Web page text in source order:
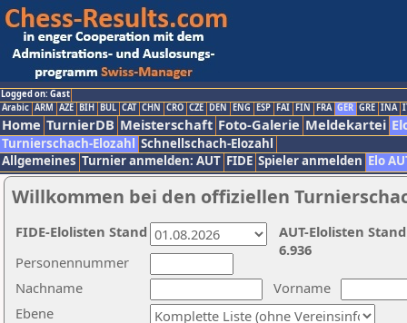
Logged on: Gast
Arabic ARM AZE BIH BUL CAT CHN CRO CZE DEN ENG ESP FAI FIN FRA GER GRE INA
Home TurnierDB Meisterschaft Foto-Galerie Meldekartei
Turnierschach-Elozahl Schnellschach-Elozahl
Allgemeines Turnier anmelden: AUT FIDE Spieler anmelden Elo
Willkommen bei den offiziellen
Nachname
Vorname
Ebene
Personennummer
AUT-Elolisten
6.936
FIDE-Elolisten Stand